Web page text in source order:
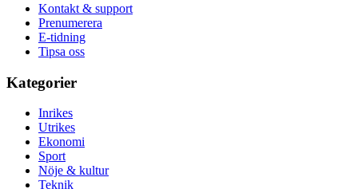
Kontakt & support
Prenumerera
E-tidning
Tipsa oss
Kategorier
Inrikes
Utrikes
Ekonomi
Sport
Nöje & kultur
Teknik